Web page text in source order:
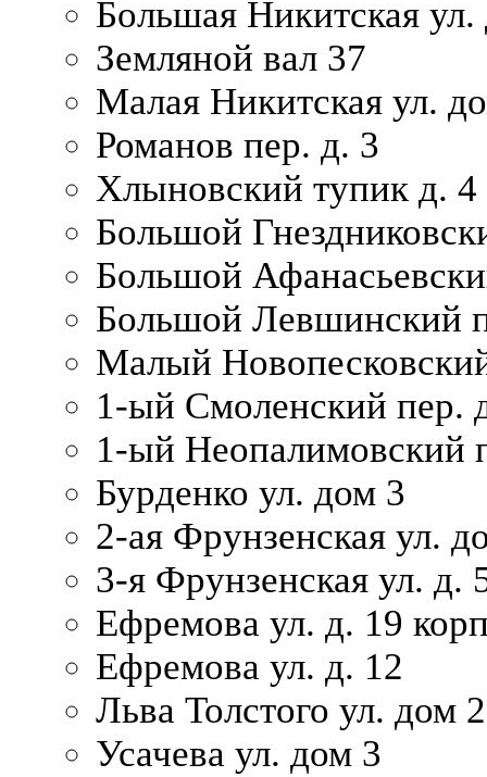
Большая Никитская
Земляной вал 37
Малая Никитская ул.
Романов пер. д. 3
Хлыновский тупик д. 4
Большой
Большой
Большой Левшинский
Малый
1-ый Смоленский пер.
1-ый Неопалимовский
Бурденко ул. дом 3
2-ая Фрунзенская ул.
3-я Фрунзенская ул. д.
Ефремова ул. д. 19
Ефремова ул. д. 12
Льва Толстого ул. дом
Усачева ул. дом 3